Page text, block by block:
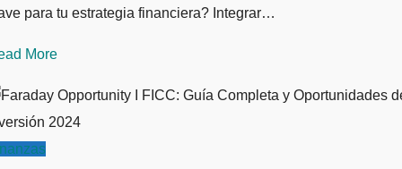
para tu estrategia financiera? Integrar…
More